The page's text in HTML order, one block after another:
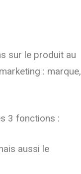
sur le produit au
: marque,
3 fonctions :
aussi le